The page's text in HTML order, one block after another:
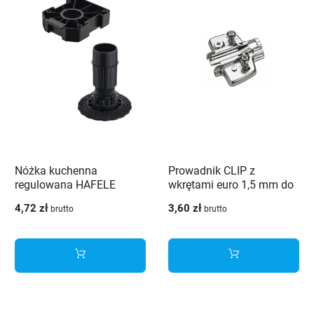
Nóżka kuchenna
regulowana HAFELE
mocująca
4,72 zł brutto
Prowadnik CLIP z
wkrętami euro 1,5 mm do
Novisys i Intermat
3,60 zł brutto